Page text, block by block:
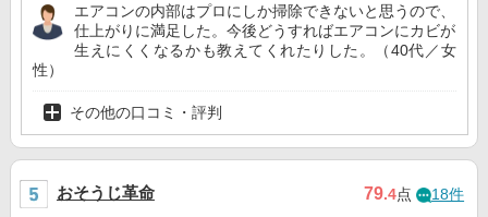
エアコンの内部はプロにしか掃除できないと思うので、
仕上がりに満足した。今後どうすればエアコンにカビが
生えにくくなるかも教えてくれたりした。（40代／女
性）
その他の口コミ・評判
おそうじ革命 79.4点 18件